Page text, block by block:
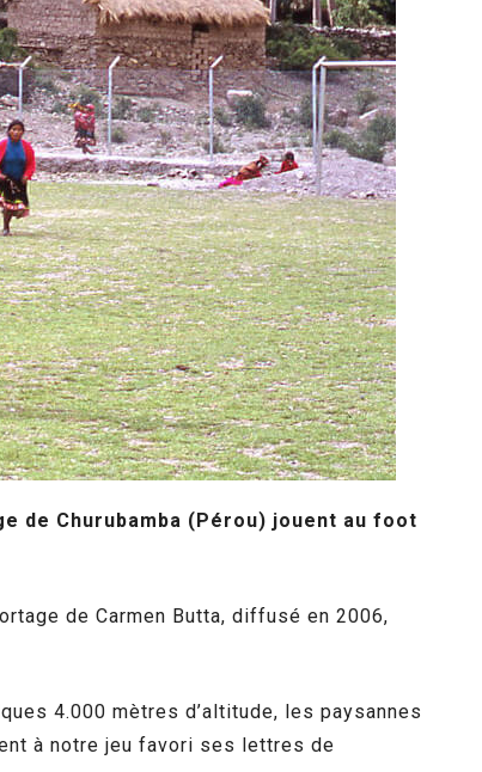
de Churubamba (Pérou) jouent au foot
de Carmen Butta, diffusé en 2006,
4.000 mètres d’altitude, les paysannes
à notre jeu favori ses lettres de